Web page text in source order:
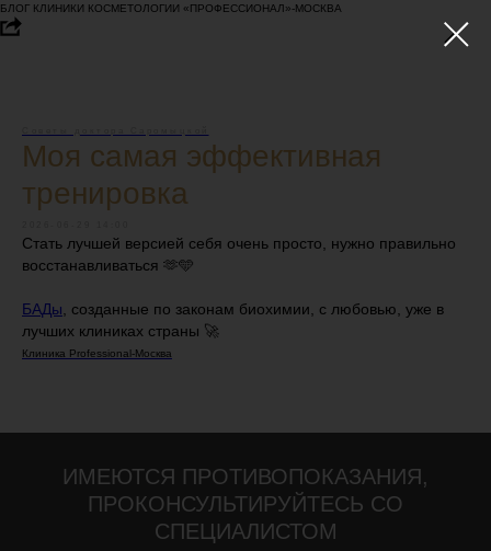
БЛОГ КЛИНИКИ КОСМЕТОЛОГИИ «ПРОФЕССИОНАЛ»-МОСКВА
Моя самая эффективная
тренировка
Стать лучшей версией себя очень просто, нужно правильно
восстанавливаться 🫶🩵
БАДы , созданные по законам биохимии, с любовью, уже в
лучших клиниках страны 🚀
Клиника Professional-Москва
ИМЕЮТСЯ ПРОТИВОПОКАЗАНИЯ,
ПРОКОНСУЛЬТИРУЙТЕСЬ СО
СПЕЦИАЛИСТОМ